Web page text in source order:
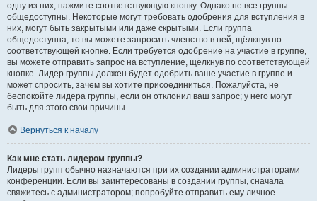
одну из них, нажмите соответствующую кнопку. Однако не все группы
общедоступны. Некоторые могут требовать одобрения для вступления в
них, могут быть закрытыми или даже скрытыми. Если группа
общедоступна, то вы можете запросить членство в ней, щёлкнув по
соответствующей кнопке. Если требуется одобрение на участие в группе,
вы можете отправить запрос на вступление, щёлкнув по соответствующей
кнопке. Лидер группы должен будет одобрить ваше участие в группе и
может спросить, зачем вы хотите присоединиться. Пожалуйста, не
беспокойте лидера группы, если он отклонил ваш запрос; у него могут
быть для этого свои причины.
Вернуться к началу
Как мне стать лидером группы?
Лидеры групп обычно назначаются при их создании администраторами
конференции. Если вы заинтересованы в создании группы, сначала
свяжитесь с администратором; попробуйте отправить ему личное